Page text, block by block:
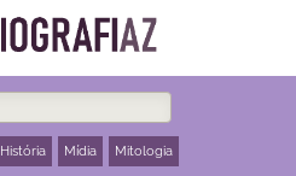
História Mídia Mitologia